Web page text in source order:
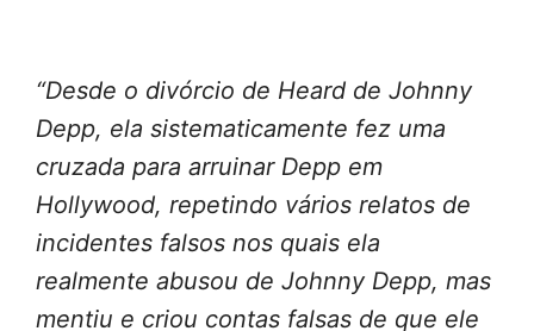
“Desde o divórcio de Heard de Johnny
Depp, ela sistematicamente fez uma
cruzada para arruinar Depp em
Hollywood, repetindo vários relatos de
incidentes falsos nos quais ela
realmente abusou de Johnny Depp, mas
mentiu e criou contas falsas de que ele